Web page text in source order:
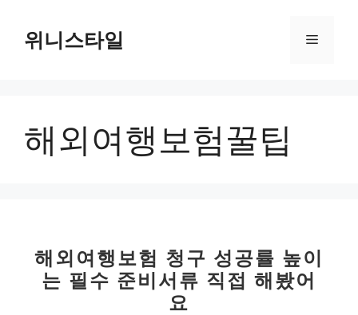
위니스타일 메
해외여행보험꿀팁
해외여행보험 청구 성공률 높이
는 필수 준비서류 직접 해봤어
요